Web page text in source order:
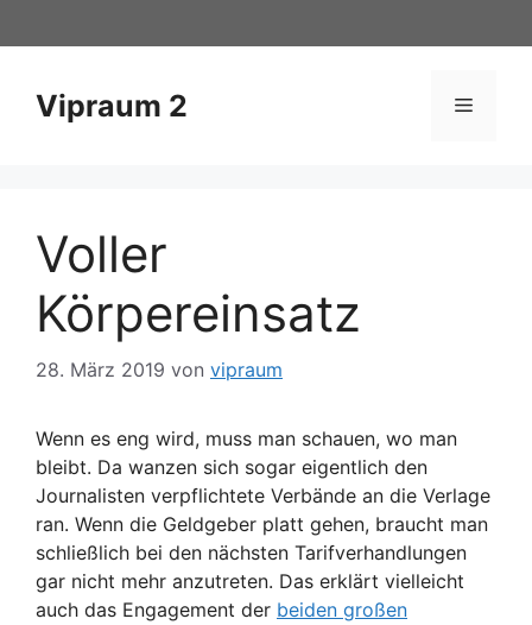
Inhalt
Vipraum 2 Menü
Voller
Körpereinsatz
28. März 2019 von vipraum
Wenn es eng wird, muss man schauen, wo man
bleibt. Da wanzen sich sogar eigentlich den
Journalisten verpflichtete Verbände an die Verlage
ran. Wenn die Geldgeber platt gehen, braucht man
schließlich bei den nächsten Tarifverhandlungen
gar nicht mehr anzutreten. Das erklärt vielleicht
auch das Engagement der beiden großen